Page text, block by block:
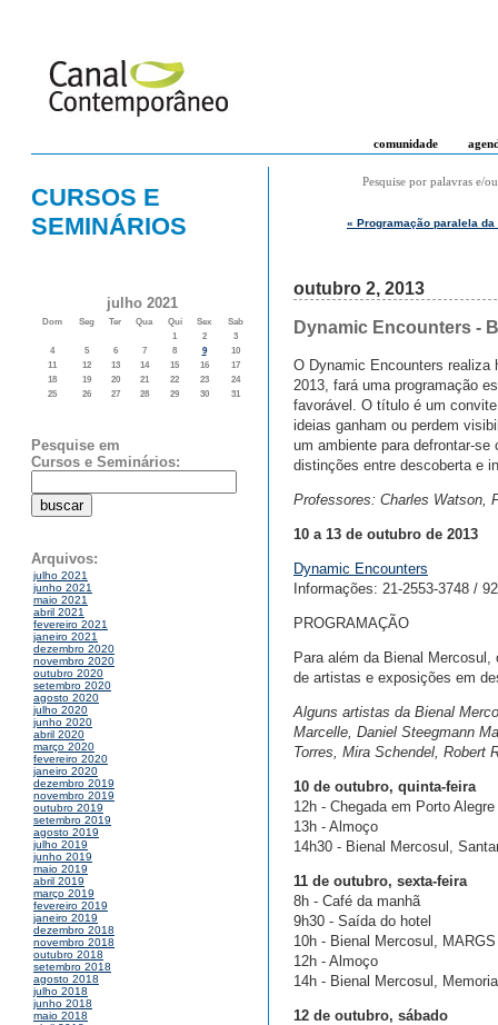
comunidade
CURSOS E
SEMINÁRIOS
julho 2021
Dom Seg Ter Qua Qui Sex
Sab
1
2
3
4
5 6 7 8 9
10
11
12 13 14 15 16
17
18
19 20 21 22 23
24
25
26 27 28 29 30 31
Pesquise em
Cursos e Seminários:
Arquivos:
julho 2021
junho 2021
maio 2021
abril 2021
fevereiro 2021
janeiro 2021
dezembro 2020
novembro 2020
outubro 2020
setembro 2020
agosto 2020
julho 2020
junho 2020
abril 2020
março 2020
fevereiro 2020
janeiro 2020
dezembro 2019
novembro 2019
outubro 2019
setembro 2019
agosto 2019
julho 2019
junho 2019
maio 2019
abril 2019
março 2019
fevereiro 2019
janeiro 2019
dezembro 2018
novembro 2018
outubro 2018
setembro 2018
agosto 2018
julho 2018
junho 2018
maio 2018
Pesquise por palavras e/
« Programação paralela
outubro 2, 2013
Dynamic Encounters -
O Dynamic Encounters realiza
2013, fará uma programação
favorável. O título é um
ideias ganham ou perdem
um ambiente para defrontar-
distinções entre descoberta e
Professores: Charles Watson,
10 a 13 de outubro de 2013
Dynamic Encounters
Informações: 21-2553-3748 /
PROGRAMAÇÃO
Para além da Bienal
de artistas e exposições em
Alguns artistas da Bienal
Marcelle, Daniel Steegmann
Torres, Mira Schendel, Robert
10 de outubro, quinta-feira
12h - Chegada em Porto Alegre
13h - Almoço
14h30 - Bienal Mercosul,
11 de outubro, sexta-feira
8h - Café da manhã
9h30 - Saída do hotel
10h - Bienal Mercosul,
12h - Almoço
14h - Bienal Mercosul,
12 de outubro, sábado